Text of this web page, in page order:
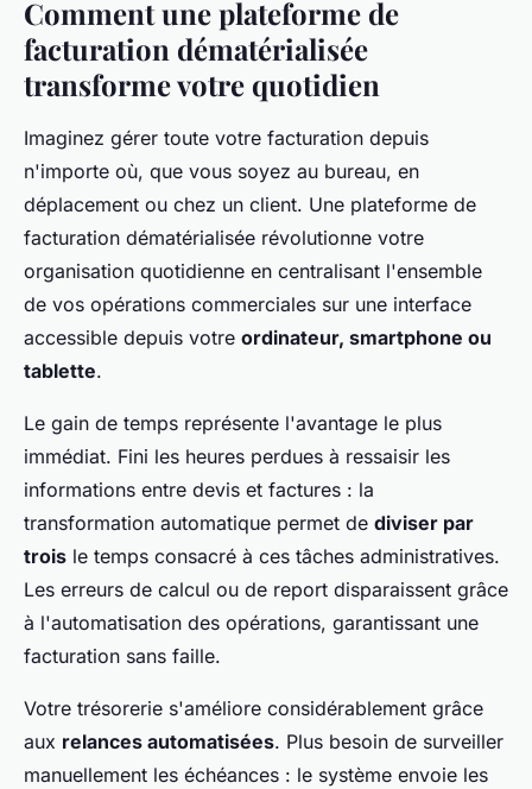
Comment une plateforme de
facturation dématérialisée
transforme votre quotidien
Imaginez gérer toute votre facturation depuis
n'importe où, que vous soyez au bureau, en
déplacement ou chez un client. Une plateforme de
facturation dématérialisée révolutionne votre
organisation quotidienne en centralisant l'ensemble
de vos opérations commerciales sur une interface
accessible depuis votre ordinateur, smartphone ou
tablette.
Le gain de temps représente l'avantage le plus
immédiat. Fini les heures perdues à ressaisir les
informations entre devis et factures : la
transformation automatique permet de diviser par
trois le temps consacré à ces tâches administratives.
Les erreurs de calcul ou de report disparaissent grâce
à l'automatisation des opérations, garantissant une
facturation sans faille.
Votre trésorerie s'améliore considérablement grâce
aux relances automatisées. Plus besoin de surveiller
manuellement les échéances : le système envoie les